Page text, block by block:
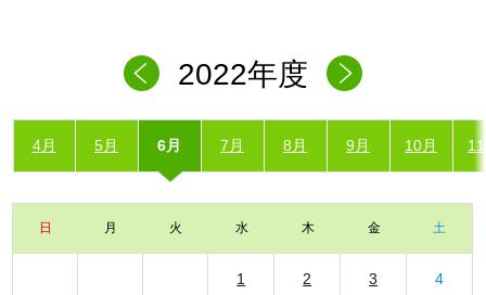
2022年度
4月 5月 6月 7月 8月 9月 10月
日 月 火 水 木 金 土
1 2 3 4